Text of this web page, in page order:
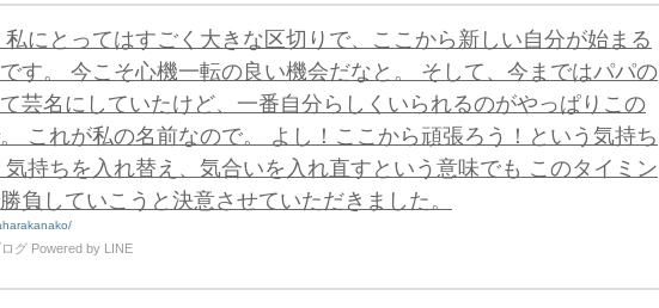
私にとってはすごく大きな区切りで、ここから新しい自分が始まる
す。 今こそ心機一転の良い機会だなと。 そして、今まではパパの
芸名にしていたけど、一番自分らしくいられるのがやっぱりこの
これが私の名前なので。 よし！ここから頑張ろう！という気持ち
気持ちを入れ替え、気合いを入れ直すという意味でも このタイミン
負していこうと決意させていただきました。
グ Powered by LINE